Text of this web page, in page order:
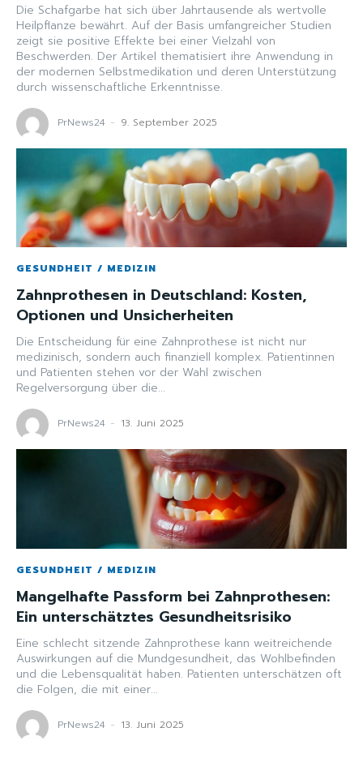
Die Schafgarbe hat sich über Jahrtausende als wertvolle
Heilpflanze bewährt. Auf der Basis umfangreicher Studien
zeigt sie positive Effekte bei einer Vielzahl von
Beschwerden. Der Artikel thematisiert ihre Anwendung in
der modernen Selbstmedikation und deren Unterstützung
durch wissenschaftliche Erkenntnisse.
PrNews24 - 9. September 2025
GESUNDHEIT / MEDIZIN
Zahnprothesen in Deutschland: Kosten,
Optionen und Unsicherheiten
Die Entscheidung für eine Zahnprothese ist nicht nur
medizinisch, sondern auch finanziell komplex. Patientinnen
und Patienten stehen vor der Wahl zwischen
Regelversorgung über die...
PrNews24 - 13. Juni 2025
GESUNDHEIT / MEDIZIN
Mangelhafte Passform bei Zahnprothesen:
Ein unterschätztes Gesundheitsrisiko
Eine schlecht sitzende Zahnprothese kann weitreichende
Auswirkungen auf die Mundgesundheit, das Wohlbefinden
und die Lebensqualität haben. Patienten unterschätzen oft
die Folgen, die mit einer...
PrNews24 - 13. Juni 2025